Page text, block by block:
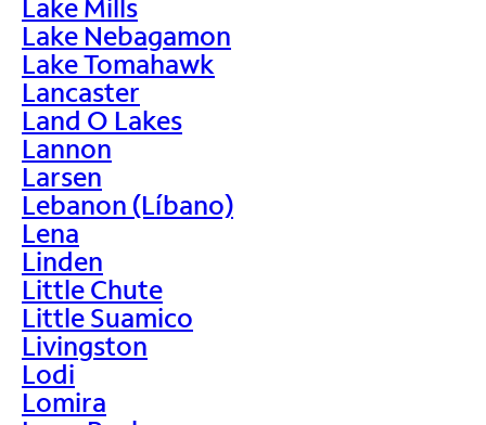
Lake Mills
Lake Nebagamon
Lake Tomahawk
Lancaster
Land O Lakes
Lannon
Larsen
Lebanon (Líbano)
Lena
Linden
Little Chute
Little Suamico
Livingston
Lodi
Lomira